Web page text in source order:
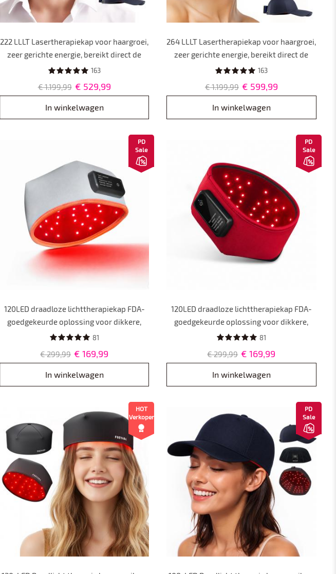
222 LLLT Lasertherapiekap voor haargroei,
zeer gerichte energie, bereikt direct de
haarwortel (5-8 mm), haargroei hoed voor
haaruitvalbehandeling
163
€ 1.199,99 € 529,99
In winkelwagen
264 LLLT Lasertherapiekap voor haargroei,
zeer gerichte energie, bereikt direct de
haarwortel (5-8 mm), haargroei hoed voor
haaruitvalbehandeling
163
€ 1.199,99 € 599,99
In winkelwagen
PD
Sale
120LED draadloze lichttherapiekap FDA-
goedgekeurde oplossing voor dikkere,
gezondere haargroei, 1800 mAh
81
€ 299,99 € 169,99
In winkelwagen
PD
Sale
120LED draadloze lichttherapiekap FDA-
goedgekeurde oplossing voor dikkere,
gezondere haargroei, 1800 mAh
81
€ 299,99 € 169,99
In winkelwagen
HOT
Verkoper
PD
Sale